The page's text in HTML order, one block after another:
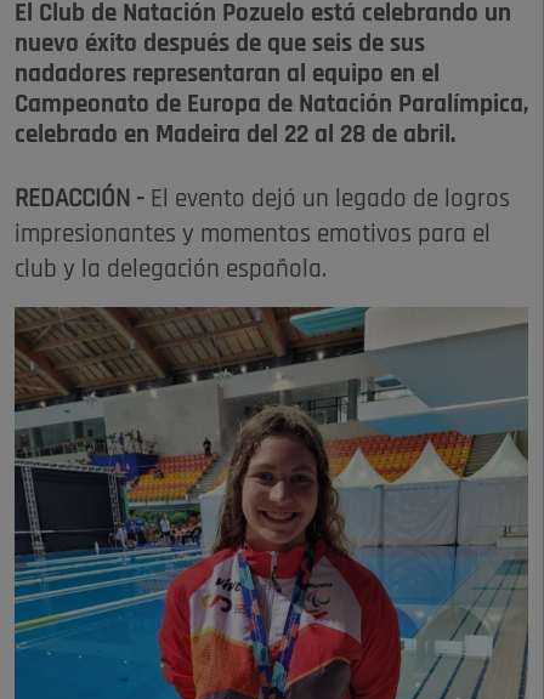
El Club de Natación Pozuelo está celebrando un
nuevo éxito después de que seis de sus
nadadores representaran al equipo en el
Campeonato de Europa de Natación Paralímpica,
celebrado en Madeira del 22 al 28 de abril.
REDACCIÓN - El evento dejó un legado de logros
impresionantes y momentos emotivos para el
club y la delegación española.